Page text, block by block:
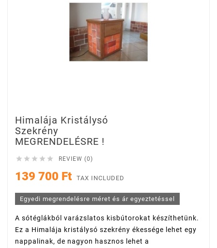
Himalája Kristálysó
Szekrény
MEGRENDELÉSRE !
     REVIEW (0)
139 700 Ft TAX INCLUDED
Egyedi megrendelésre méret és ár egyeztetéssel
A sótéglákból varázslatos kisbútorokat készíthetünk.
Ez a Himalája kristálysó szekrény ékessége lehet egy
nappalinak, de nagyon hasznos lehet a